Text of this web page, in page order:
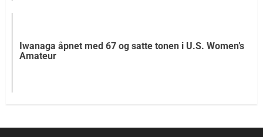
Iwanaga åpnet med 67 og satte tonen i U.S. Women’s
Amateur